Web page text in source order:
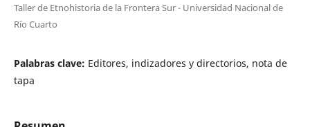
Taller de Etnohistoria de la Frontera Sur - Universidad Nacional de
Río Cuarto
Palabras clave: Editores, indizadores y directorios, nota de
tapa